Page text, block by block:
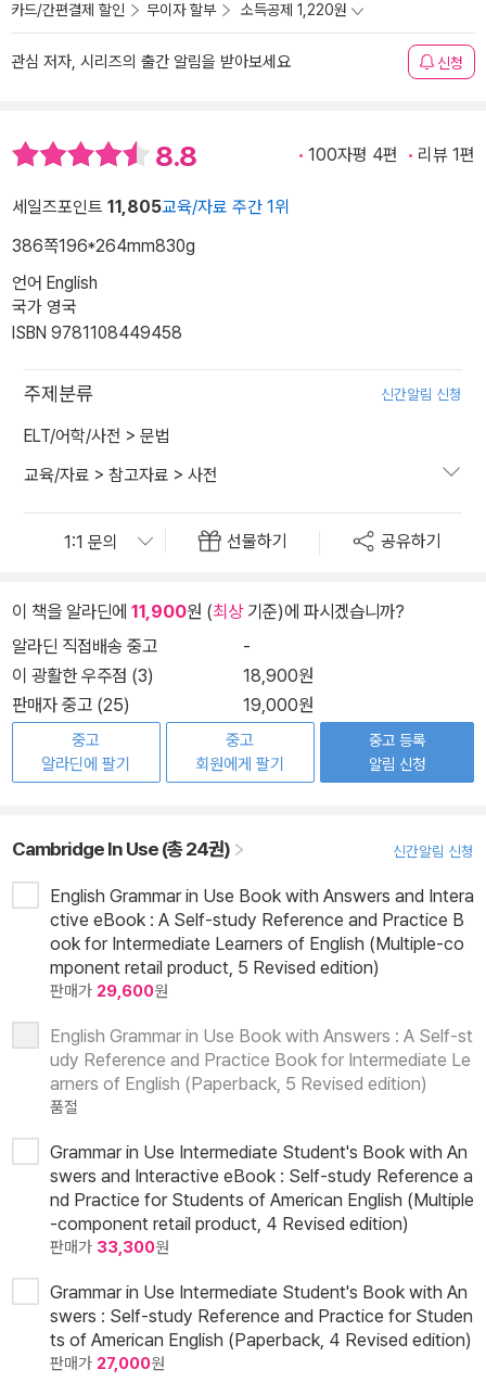
카드/간편결제 할인 무이자 할부 소득공제 1,220원
관심 저자, 시리즈의 출간 알림을 받아보세요 신청
8.8 100자평 4편 리뷰 1편
세일즈포인트 11,805교육/자료 주간 1위
386쪽196*264mm830g
언어 English
국가 영국
ISBN 9781108449458
주제분류 신간알림 신청
ELT/어학/사전 > 문법
교육/자료 > 참고자료 > 사전
선물하기 공유하기
이 책을 알라딘에 11,900원 (최상기준)에 파시겠습니까?
알라딘 직접배송 중고
-
이 광활한 우주점 (3)
18,900원
판매자 중고 (25)
19,000원
중고
알라딘에 팔기
중고
회원에게 팔기
중고 등록
알림 신청
Cambridge In Use (총 24권) 신간알림 신청
English Grammar in Use Book with Answers and Intera
ctive eBook : A Self-study Reference and Practice B
ook for Intermediate Learners of English (Multiple-co
mponent retail product, 5 Revised edition)
판매가 29,600원
English Grammar in Use Book with Answers : A Self-st
udy Reference and Practice Book for Intermediate Le
arners of English (Paperback, 5 Revised edition)
품절
Grammar in Use Intermediate Student's Book with An
swers and Interactive eBook : Self-study Reference a
nd Practice for Students of American English (Multiple
-component retail product, 4 Revised edition)
판매가 33,300원
Grammar in Use Intermediate Student's Book with An
swers : Self-study Reference and Practice for Studen
ts of American English (Paperback, 4 Revised edition)
판매가 27,000원